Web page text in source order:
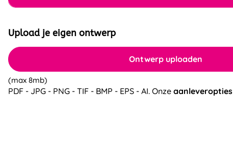
Upload je eigen ontwerp
Ontwerp uploaden
(max 8mb)
PDF - JPG - PNG - TIF - BMP - EPS - AI. Onze aanleveropties